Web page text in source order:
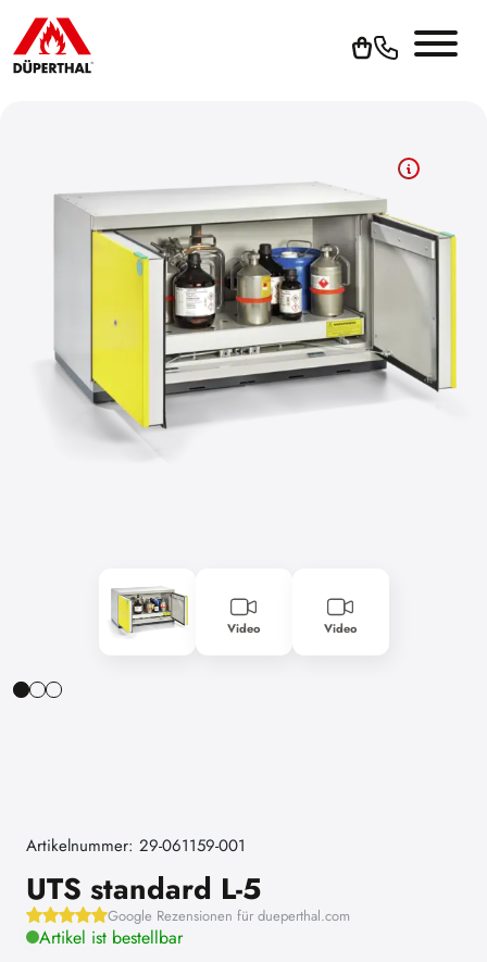
Um YouTube-Videos abspielen zu können, müssen Sie vorher
die Werbe-Cookies akzeptieren.
Cookies akzeptieren
Zur Datenschutzerklärung
Video Video
Artikelnummer: 29-061159-001
UTS standard L-5
Google Rezensionen für dueperthal.com
Artikel ist bestellbar